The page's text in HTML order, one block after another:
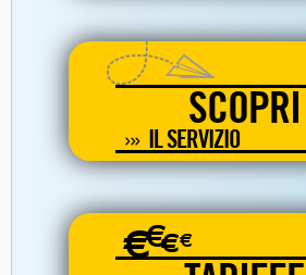
SCOPRI
IL SERVIZIO
€€€€